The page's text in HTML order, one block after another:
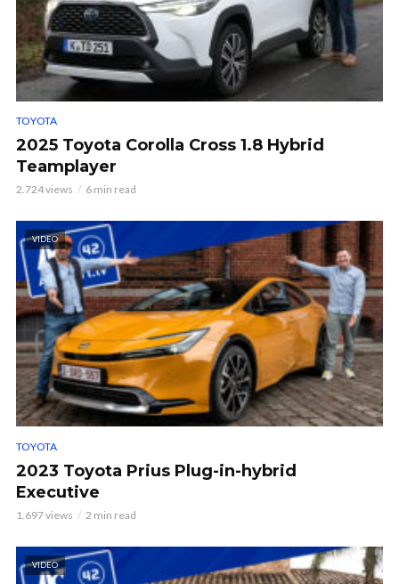
TOYOTA
2025 Toyota Corolla Cross 1.8 Hybrid
Teamplayer
2.724 views 6 min read
VIDEO
TOYOTA
2023 Toyota Prius Plug-in-hybrid
Executive
1.697 views 2 min read
VIDEO